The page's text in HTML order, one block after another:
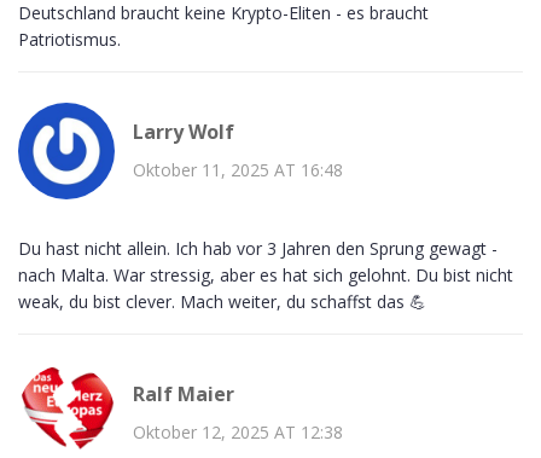
Deutschland braucht keine Krypto-Eliten - es braucht
Patriotismus.
Larry Wolf
Oktober 11, 2025 AT 16:48
Du hast nicht allein. Ich hab vor 3 Jahren den Sprung gewagt -
nach Malta. War stressig, aber es hat sich gelohnt. Du bist nicht
weak, du bist clever. Mach weiter, du schaffst das 💪
Ralf Maier
Oktober 12, 2025 AT 12:38